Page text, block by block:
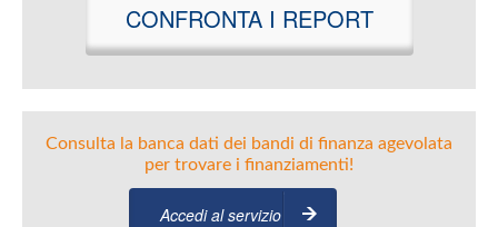
CONFRONTA I REPORT
Consulta la banca dati dei bandi di finanza agevolata
per trovare i finanziamenti!
Accedi al servizio